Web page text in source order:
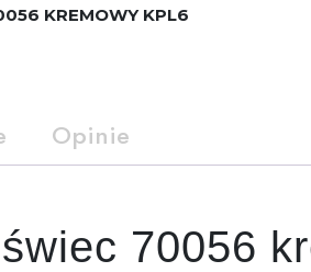
KREMOWY KPL6
Opinie
70056